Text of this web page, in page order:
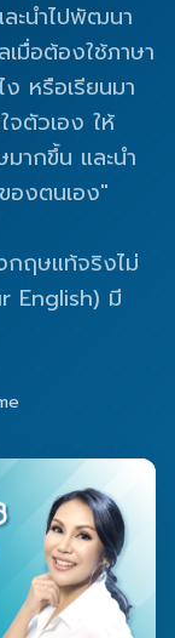
ะนำไปพัฒนา
มื่อต้องใช้ภาษา
หรือเรียนมา
ตัวเอง ให้
ากขึ้น และนำ
องตนเอง"
ฤษแท้จริงไม่
English) มี